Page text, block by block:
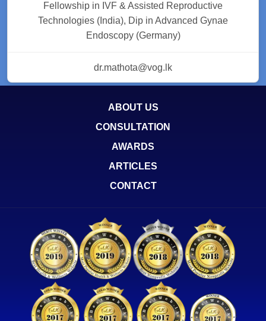
Fellowship in IVF & Assisted Reproductive
Technologies (India), Dip in Advanced Gynae
Endoscopy (Germany)
dr.mathota@vog.lk
ABOUT US
CONSULTATION
AWARDS
ARTICLES
CONTACT